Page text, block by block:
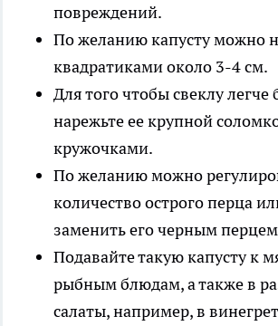
повреждений.
По желанию капусту можно
квадратиками около 3-4 см.
Для того чтобы свеклу легче
нарежьте ее крупной
кружочками.
По желанию можно
количество острого перца
заменить его черным
Подавайте такую капусту к
рыбным блюдам, а также в
салаты, например, в